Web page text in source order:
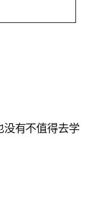
有不值得去学